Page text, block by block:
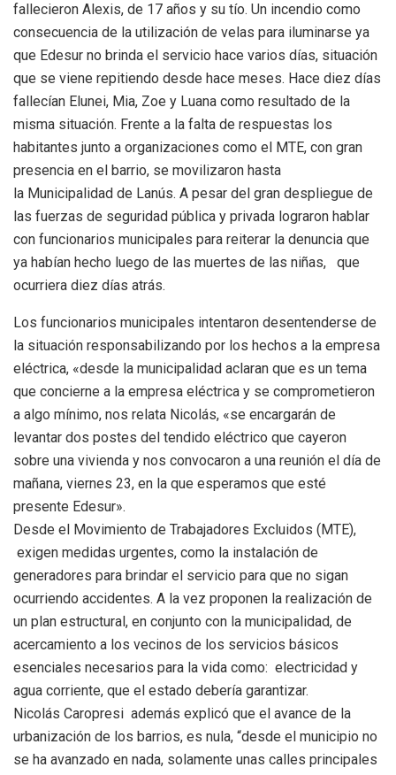
fallecieron Alexis, de 17 años y su tío. Un incendio como
consecuencia de la utilización de velas para iluminarse ya
que Edesur no brinda el servicio hace varios días, situación
que se viene repitiendo desde hace meses. Hace diez días
fallecían Elunei, Mia, Zoe y Luana como resultado de la
misma situación. Frente a la falta de respuestas los
habitantes junto a organizaciones como el MTE, con gran
presencia en el barrio, se movilizaron hasta
la Municipalidad de Lanús. A pesar del gran despliegue de
las fuerzas de seguridad pública y privada lograron hablar
con funcionarios municipales para reiterar la denuncia que
ya habían hecho luego de las muertes de las niñas, que
ocurriera diez días atrás.
Los funcionarios municipales intentaron desentenderse de
la situación responsabilizando por los hechos a la empresa
eléctrica, «desde la municipalidad aclaran que es un tema
que concierne a la empresa eléctrica y se comprometieron
a algo mínimo, nos relata Nicolás, «se encargarán de
levantar dos postes del tendido eléctrico que cayeron
sobre una vivienda y nos convocaron a una reunión el día de
mañana, viernes 23, en la que esperamos que esté
presente Edesur».
Desde el Movimiento de Trabajadores Excluidos (MTE),
exigen medidas urgentes, como la instalación de
generadores para brindar el servicio para que no sigan
ocurriendo accidentes. A la vez proponen la realización de
un plan estructural, en conjunto con la municipalidad, de
acercamiento a los vecinos de los servicios básicos
esenciales necesarios para la vida como: electricidad y
agua corriente, que el estado debería garantizar.
Nicolás Caropresi además explicó que el avance de la
urbanización de los barrios, es nula, “desde el municipio no
se ha avanzado en nada, solamente unas calles principales